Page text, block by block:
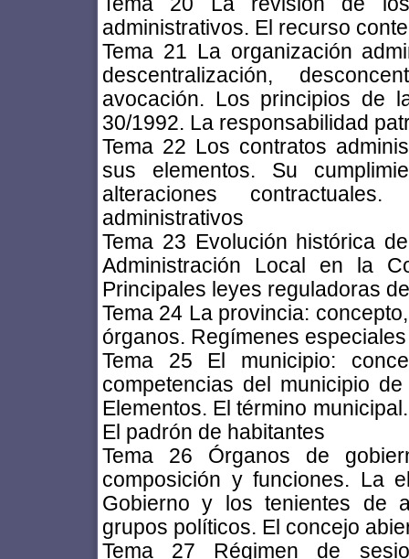
administrativos. El recurso
Tema 21 La organización
descentralización,
avocación. Los principios de
30/1992. La responsabilidad
Tema 22 Los contratos
sus elementos. Su
alteraciones
administrativos
Tema 23 Evolución histórica
Administración Local en la
Principales leyes reguladoras
Tema 24 La provincia:
órganos. Regímenes
Tema 25 El municipio:
competencias del municipio
Elementos. El término
El padrón de habitantes
Tema 26 Órganos de
composición y funciones. La
Gobierno y los tenientes de
grupos políticos. El concejo
Tema 27 Régimen de